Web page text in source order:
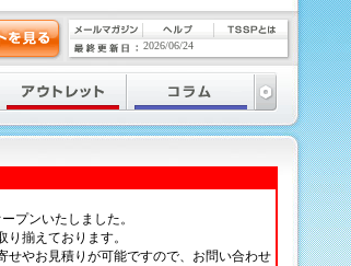
プンいたしました。
揃えております。
せやお見積りが可能ですので、お問い合わせ
2026/06/24